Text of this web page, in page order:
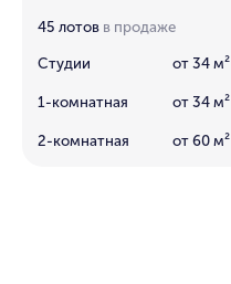
45 лотов в продаже
Студии от 34 м²
1-комнатная от 34 м²
2-комнатная от 60 м²